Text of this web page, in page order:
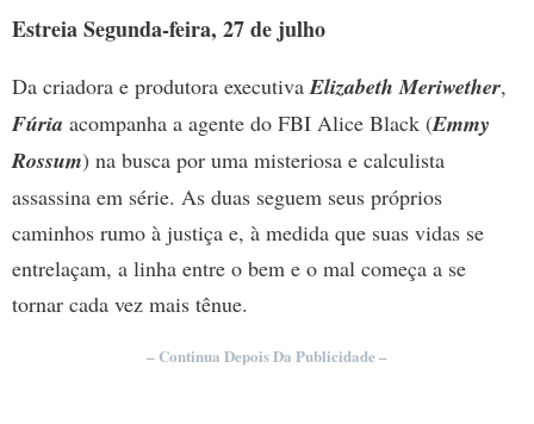
Estreia Segunda-feira, 27 de julho
Da criadora e produtora executivaElizabeth Meriwether,
Fúria acompanha a agente do FBI Alice Black (Emmy
Rossum) na busca por uma misteriosa e calculista
assassina em série. As duas seguem seus próprios
caminhos rumo à justiça e, à medida que suas vidas se
entrelaçam, a linha entre o bem e o mal começa a se
tornar cada vez mais tênue.
– Continua Depois Da Publicidade –